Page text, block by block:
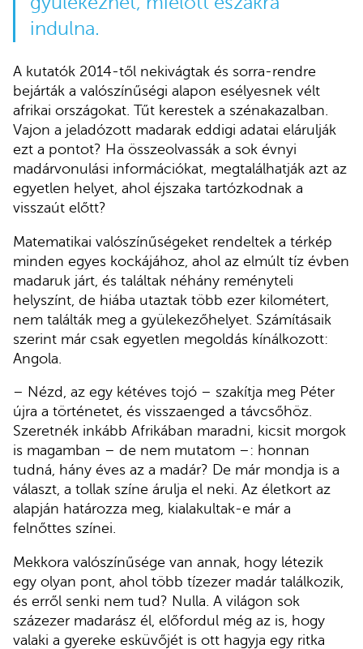
indulna.
A kutatók 2014-től nekivágtak és sorra-rendre
bejárták a valószínűségi alapon esélyesnek vélt
afrikai országokat. Tűt kerestek a szénakazalban.
Vajon a jeladózott madarak eddigi adatai elárulják
ezt a pontot? Ha összeolvassák a sok évnyi
madárvonulási információkat, megtalálhatják azt az
egyetlen helyet, ahol éjszaka tartózkodnak a
visszaút előtt?
Matematikai valószínűségeket rendeltek a térkép
minden egyes kockájához, ahol az elmúlt tíz évben
madaruk járt, és találtak néhány reményteli
helyszínt, de hiába utaztak több ezer kilométert,
nem találták meg a gyülekezőhelyet. Számításaik
szerint már csak egyetlen megoldás kínálkozott:
Angola.
– Nézd, az egy kétéves tojó – szakítja meg Péter
újra a történetet, és visszaenged a távcsőhöz.
Szeretnék inkább Afrikában maradni, kicsit morgok
is magamban – de nem mutatom –: honnan
tudná, hány éves az a madár? De már mondja is a
választ, a tollak színe árulja el neki. Az életkort az
alapján határozza meg, kialakultak-e már a
felnőttes színei.
Mekkora valószínűsége van annak, hogy létezik
egy olyan pont, ahol több tízezer madár találkozik,
és erről senki nem tud? Nulla. A világon sok
százezer madarász él, előfordul még az is, hogy
valaki a gyereke esküvőjét is ott hagyja egy ritka